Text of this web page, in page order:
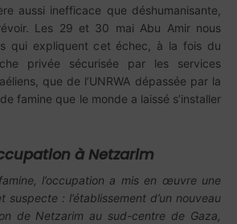
aussi inefficace que déshumanisante,
Les 29 et 30 mai Abu Amir nous
qui expliquent cet échec, à la fois du
privée sécurisée par les services
que de l’UNRWA dépassée par la
famine que le monde a laissé s’installer
à Netzarim
l’occupation a mis en œuvre une
suspecte : l’établissement d’un nouveau
de Netzarim au sud-centre de Gaza,